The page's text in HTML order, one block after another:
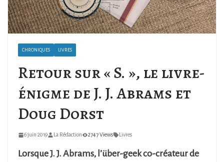
CHRONIQUES LIVRES
Retour sur « S. », le livre-
énigme de J. J. Abrams et
Doug Dorst
6 juin 2019 La Rédaction 2747 Views Livres
Lorsque J. J. Abrams, l’über-geek co-créateur de